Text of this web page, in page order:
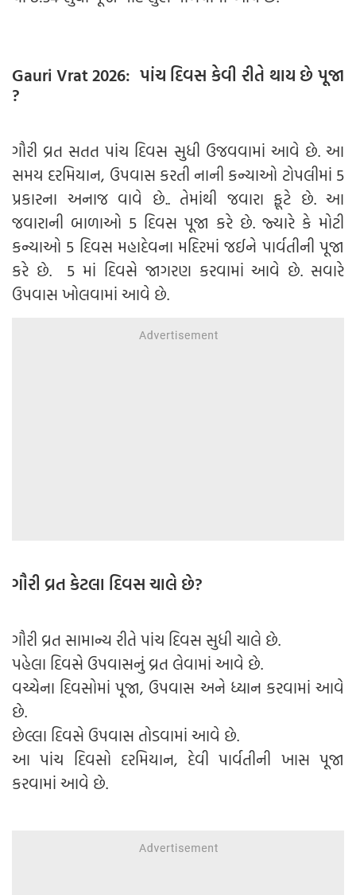
Gauri Vrat 2026: પાંચ દિવસ કેવી રીતે થાય છે પૂજા
?
ગૌરી વ્રત સતત પાંચ દિવસ સુધી ઉજવવામાં આવે છે. આ
સમય દરમિયાન, ઉપવાસ કરતી નાની કન્યાઓ ટોપલીમાં 5
પ્રકારના અનાજ વાવે છે.. તેમાંથી જવારા ફૂટે છે. આ
જવારાની બાળાઓ 5 દિવસ પૂજા કરે છે. જ્યારે કે મોટી
કન્યાઓ 5 દિવસ મહાદેવના મદિરમાં જઈને પાર્વતીની પૂજા
કરે છે. 5 માં દિવસે જાગરણ કરવામાં આવે છે. સવારે
ઉપવાસ ખોલવામાં આવે છે.
ગૌરી વ્રત કેટલા દિવસ ચાલે છે?
ગૌરી વ્રત સામાન્ય રીતે પાંચ દિવસ સુધી ચાલે છે.
પહેલા દિવસે ઉપવાસનું વ્રત લેવામાં આવે છે.
વચ્ચેના દિવસોમાં પૂજા, ઉપવાસ અને ધ્યાન કરવામાં આવે
છે.
છેલ્લા દિવસે ઉપવાસ તોડવામાં આવે છે.
આ પાંચ દિવસો દરમિયાન, દેવી પાર્વતીની ખાસ પૂજા
કરવામાં આવે છે.